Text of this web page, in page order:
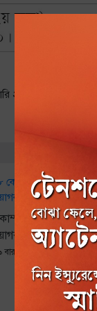
২০১৯
ঘিরে প্রত্যাশা
পঠিত